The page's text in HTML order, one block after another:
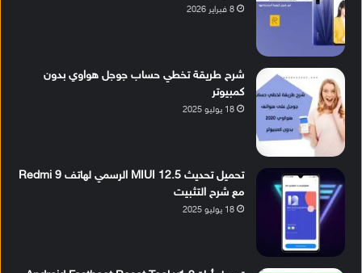
8 فبراير 2026
شرح طريقة تخطي حساب جوجل هواوي بدون
كمبيوتر
18 يوليو 2025
تحميل تحديث MIUI 12.5 الرسمي لهاتف Redmi 9
مع شرح التثبيت
18 يوليو 2025